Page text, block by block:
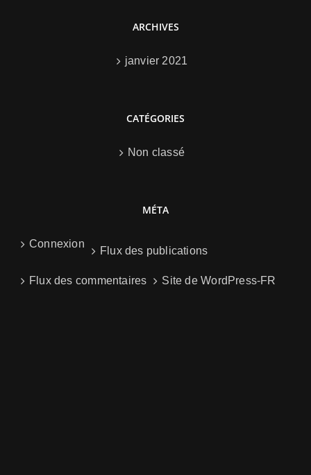
ARCHIVES
janvier 2021
CATÉGORIES
Non classé
MÉTA
Connexion
Flux des publications
Flux des commentaires Site de WordPress-FR